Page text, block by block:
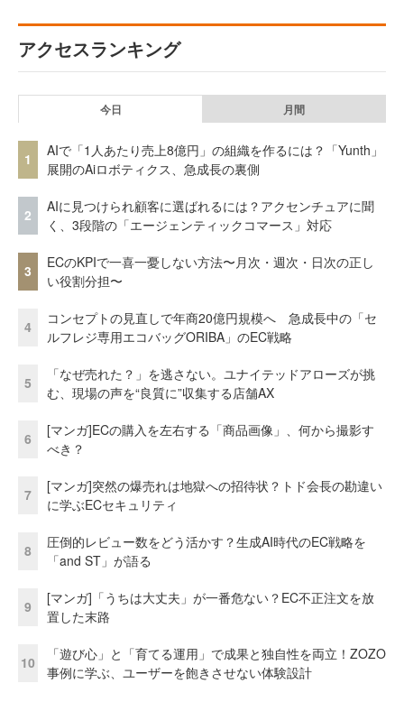
アクセスランキング
今日 月間
1
AIで「1人あたり売上8億円」の組織を作るには？「Yunth」
展開のAiロボティクス、急成長の裏側
2
AIに見つけられ顧客に選ばれるには？アクセンチュアに聞
く、3段階の「エージェンティックコマース」対応
3
ECのKPIで一喜一憂しない方法〜月次・週次・日次の正し
い役割分担〜
4
コンセプトの見直しで年商20億円規模へ 急成長中の「セ
ルフレジ専用エコバッグORIBA」のEC戦略
5
「なぜ売れた？」を逃さない。ユナイテッドアローズが挑
む、現場の声を“良質に”収集する店舗AX
6
[マンガ]ECの購入を左右する「商品画像」、何から撮影す
べき？
7
[マンガ]突然の爆売れは地獄への招待状？トド会長の勘違い
に学ぶECセキュリティ
8
圧倒的レビュー数をどう活かす？生成AI時代のEC戦略を
「and ST」が語る
9
[マンガ]「うちは大丈夫」が一番危ない？EC不正注文を放
置した末路
10
「遊び心」と「育てる運用」で成果と独自性を両立！ZOZO
事例に学ぶ、ユーザーを飽きさせない体験設計